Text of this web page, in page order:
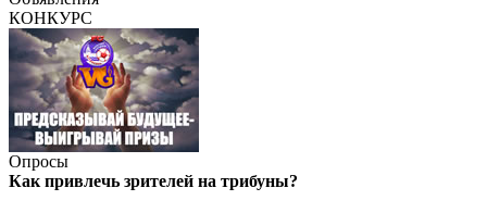
КОНКУРС
Опросы
Как привлечь зрителей на трибуны?